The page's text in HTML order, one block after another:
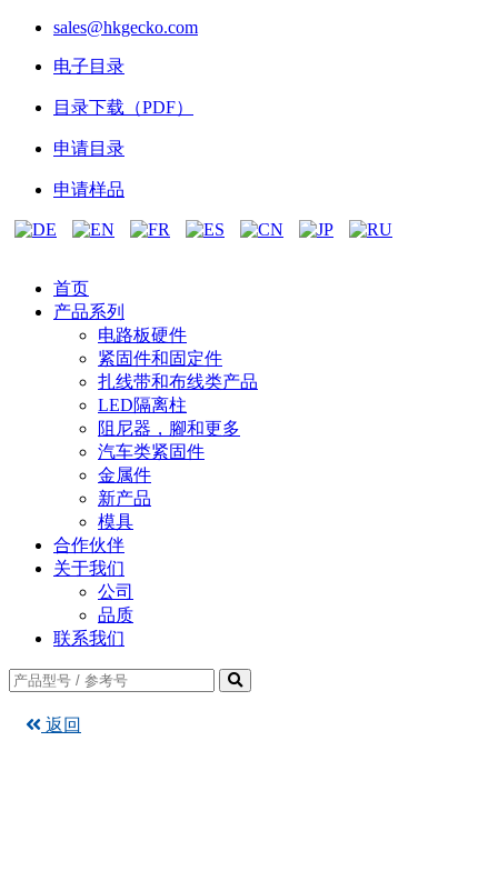
sales@hkgecko.com
电子目录
目录下载（PDF）
申请目录
申请样品
首页
产品系列
电路板硬件
紧固件和固定件
扎线带和布线类产品
LED隔离柱
阻尼器，腳和更多
汽车类紧固件
金属件
新产品
模具
合作伙伴
关于我们
公司
品质
联系我们
返回